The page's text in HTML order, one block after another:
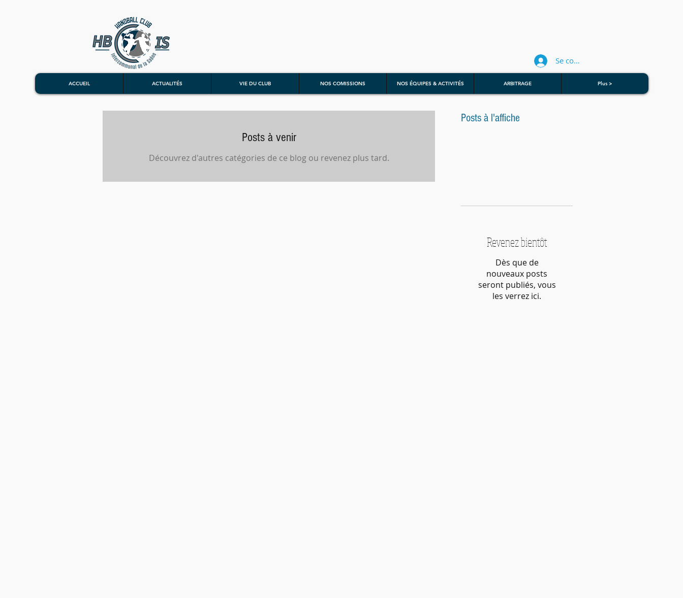
Se connecter
ACCUEIL ACTUALITÉS VIE DU CLUB NOS COMISSIONS NOS ÉQUIPES & ACTIVITÉS ARBITRAGE Plus >
Posts à venir
Découvrez d'autres catégories de ce blog ou revenez plus tard.
Posts à l'affiche
Revenez bientôt
Dès que de
nouveaux posts
seront publiés, vous
les verrez ici.